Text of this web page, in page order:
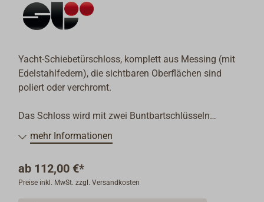
Yacht-Schiebetürschloss, komplett aus Messing (mit
Edelstahlfedern), die sichtbaren Oberflächen sind
poliert oder verchromt.
Das Schloss wird mit zwei Buntbartschlüsseln
geliefert und ist wahlweise einzeln oder als
gleichschließendes Paar (ein Schlüssel passt für beide
Schlossnuss für Vierkant: 8 mm.
mehr Informationen
ab 112,00 €*
Preise inkl. MwSt. zzgl. Versandkosten